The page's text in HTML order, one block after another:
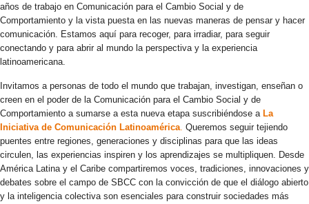
años de trabajo en Comunicación para el Cambio Social y de
Comportamiento y la vista puesta en las nuevas maneras de pensar y hacer
comunicación. Estamos aquí para recoger, para irradiar, para seguir
conectando y para abrir al mundo la perspectiva y la experiencia
latinoamericana.
Invitamos a personas de todo el mundo que trabajan, investigan, enseñan o
creen en el poder de la Comunicación para el Cambio Social y de
Comportamiento a sumarse a esta nueva etapa suscribiéndose a La
Iniciativa de Comunicación Latinoamérica. Queremos seguir tejiendo
puentes entre regiones, generaciones y disciplinas para que las ideas
circulen, las experiencias inspiren y los aprendizajes se multipliquen. Desde
América Latina y el Caribe compartiremos voces, tradiciones, innovaciones y
debates sobre el campo de SBCC con la convicción de que el diálogo abierto
y la inteligencia colectiva son esenciales para construir sociedades más